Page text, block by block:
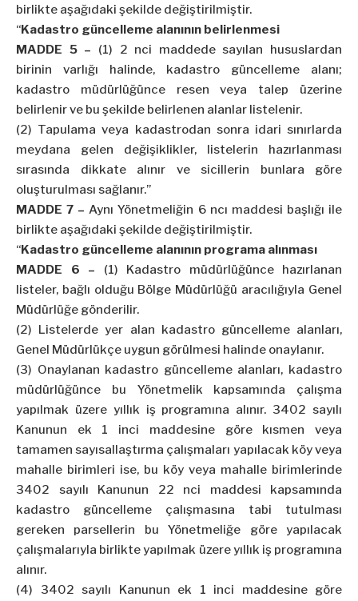
birlikte aşağıdaki şekilde değiştirilmiştir.
“Kadastro güncelleme alanının belirlenmesi
MADDE 5 – (1) 2 nci maddede sayılan hususlardan
birinin varlığı halinde, kadastro güncelleme alanı;
kadastro müdürlüğünce resen veya talep üzerine
belirlenir ve bu şekilde belirlenen alanlar listelenir.
(2) Tapulama veya kadastrodan sonra idari sınırlarda
meydana gelen değişiklikler, listelerin hazırlanması
sırasında dikkate alınır ve sicillerin bunlara göre
oluşturulması sağlanır.”
MADDE 7 –Aynı Yönetmeliğin 6 ncı maddesi başlığı ile
birlikte aşağıdaki şekilde değiştirilmiştir.
“Kadastro güncelleme alanının programa alınması
MADDE 6 – (1) Kadastro müdürlüğünce hazırlanan
listeler, bağlı olduğu Bölge Müdürlüğü aracılığıyla Genel
Müdürlüğe gönderilir.
(2) Listelerde yer alan kadastro güncelleme alanları,
Genel Müdürlükçe uygun görülmesi halinde onaylanır.
(3) Onaylanan kadastro güncelleme alanları, kadastro
müdürlüğünce bu Yönetmelik kapsamında çalışma
yapılmak üzere yıllık iş programına alınır. 3402 sayılı
Kanunun ek 1 inci maddesine göre kısmen veya
tamamen sayısallaştırma çalışmaları yapılacak köy veya
mahalle birimleri ise, bu köy veya mahalle birimlerinde
3402 sayılı Kanunun 22 nci maddesi kapsamında
kadastro güncelleme çalışmasına tabi tutulması
gereken parsellerin bu Yönetmeliğe göre yapılacak
çalışmalarıyla birlikte yapılmak üzere yıllık iş programına
alınır.
(4) 3402 sayılı Kanunun ek 1 inci maddesine göre